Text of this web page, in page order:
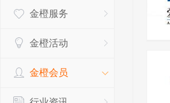
金橙服务
金橙活动
金橙会员